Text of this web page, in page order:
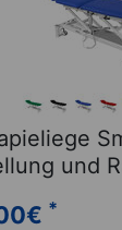
und
€ *